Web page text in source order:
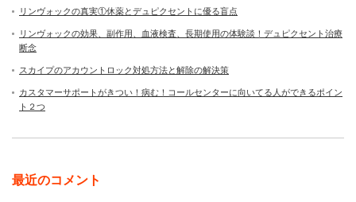
リンヴォックの真実①休薬とデュピクセントに優る盲点
リンヴォックの効果、副作用、血液検査、長期使用の体験談！デュピクセント治療
断念
スカイプのアカウントロック対処方法と解除の解決策
カスタマーサポートがきつい！病む！コールセンターに向いてる人ができるポイン
ト２つ
最近のコメント